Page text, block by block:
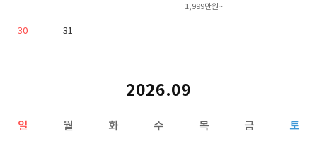
1,999만원~
30 31
2026.09
일 월 화 수 목 금 토